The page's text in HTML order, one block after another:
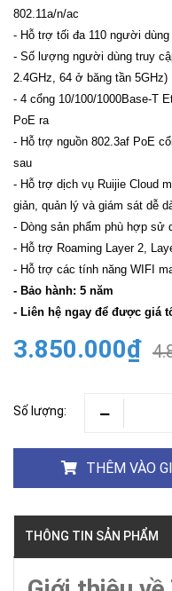
802.11a/n/ac
- Hỗ trợ tối đa 110 người
- Số lượng người dùng truy
2.4GHz, 64 ở băng tần 5GHz)
- 4 cổng 10/100/1000Base-T
PoE ra
- Hỗ trợ nguồn 802.3af PoE
sau
- Hỗ trợ dịch vụ Ruijie Cloud
giản, quản lý và giám sát dễ
- Dòng sản phẩm phù hợp sử
- Hỗ trợ Roaming Layer 2,
- Hỗ trợ các tính năng WIFI
- Bảo hành: 5 năm
- Liên hệ ngay để được giá
3.850.000₫
Số lượng:
THÊM VÀO
THÔNG TIN SẢN PHẨM